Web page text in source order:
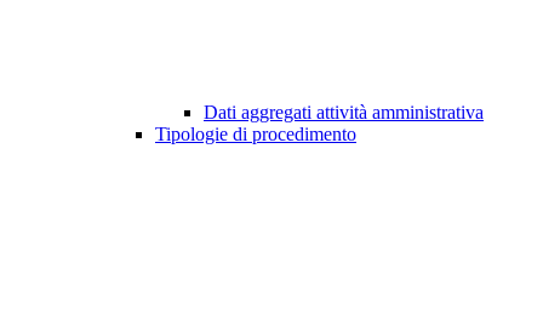
Dati aggregati attività amministrativa
Tipologie di procedimento